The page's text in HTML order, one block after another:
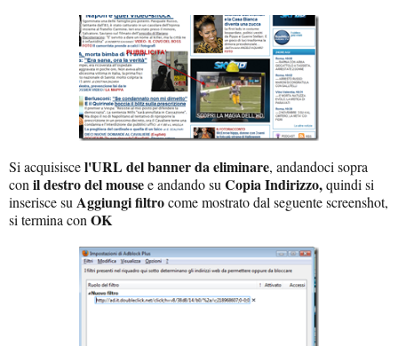
Si acquisiscel'URL del banner da eliminare, andandoci sopra
conil destro del mousee andando suCopia Indirizzo,quindi si
inserisce suAggiungi filtrocome mostrato dal seguente screenshot,
si termina conOK